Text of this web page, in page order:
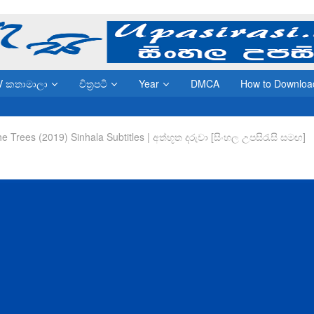
කතාමාලා චිත්‍රපටි Year DMCA How to
Trees (2019) Sinhala Subtitles | අත්භූත දරුවා [සිංහල උපසිරැසි සමඟ]